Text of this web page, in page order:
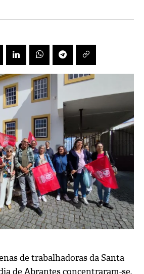
de trabalhadoras da Santa
de Abrantes concentraram-se,